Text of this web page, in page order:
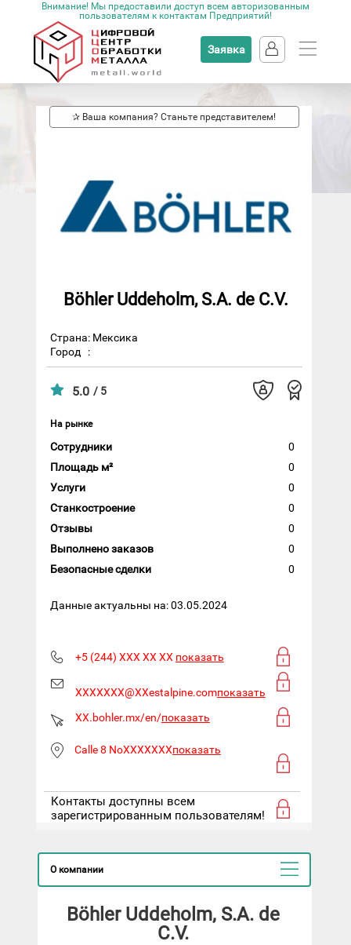
Внимание! Мы предоставили доступ всем авторизованным
пользователям к контактам Предприятий!
Заявка
✰ Ваша компания? Станьте представителем!
Böhler Uddeholm, S.A. de C.V.
Страна: Мексика
Город
:
5.0 / 5
На рынке
Сотрудники
0
Площадь м²
0
Услуги
0
Станкостроение
0
Отзывы
0
Выполнено заказов
0
Безопасные сделки
0
Данные актуальны на: 03.05.2024
+5 (244) XXX XX XX показать
XXXXXXX@XXestalpine.comпоказать
XX.bohler.mx/en/показать
Calle 8 NoXXXXXXXпоказать
Контакты доступны всем
зарегистрированным пользователям!
О компании
Böhler Uddeholm, S.A. de
C.V.